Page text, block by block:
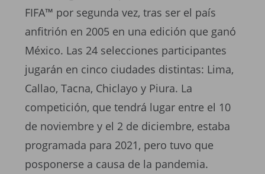
FIFA™ por segunda vez, tras ser el país
anfitrión en 2005 en una edición que ganó
México. Las 24 selecciones participantes
jugarán en cinco ciudades distintas: Lima,
Callao, Tacna, Chiclayo y Piura. La
competición, que tendrá lugar entre el 10
de noviembre y el 2 de diciembre, estaba
programada para 2021, pero tuvo que
posponerse a causa de la pandemia.